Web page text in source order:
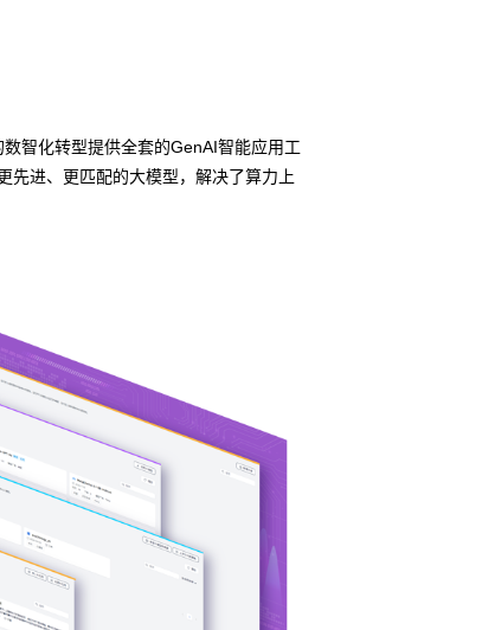
智化转型提供全套的GenAI智能应用工
先进、更匹配的大模型，解决了算力上
，无
企业
异构算力统一纳管
模型算力全面优化
6163银河线路检测中心问学支持信创/非信创、多品牌
构多端算力的统一管理，解决大模型算力技术瓶颈，可根
片类型，弹性调度，提高关键核心算力GPU使用效率。
预约专家咨询 >>
下载6163银河线路检测中心问学介绍 >>